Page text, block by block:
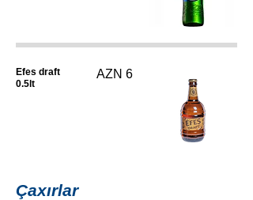
Efes draft
0.5lt
AZN 6
Çaxırlar